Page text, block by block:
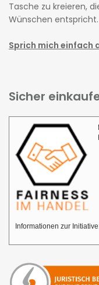
Tasche zu kreieren,
Wünschen entspricht.
Sprich mich einfach
Sicher
Informationen zur